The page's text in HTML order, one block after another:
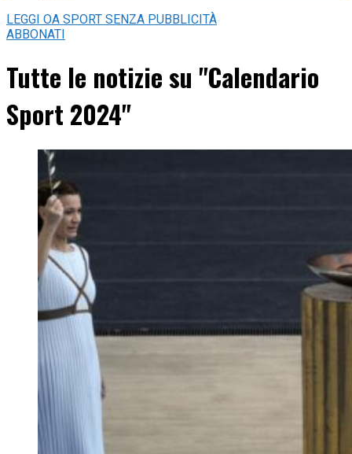
LEGGI OA SPORT SENZA PUBBLICITÀ
ABBONATI
Tutte le notizie su "Calendario
Sport 2024"